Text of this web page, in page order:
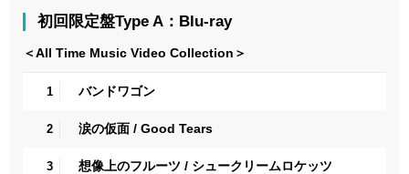
初回限定盤Type A：Blu-ray
＜All Time Music Video Collection＞
1 バンドワゴン
2 涙の仮面 / Good Tears
3 想像上のフルーツ / シュークリームロケッツ